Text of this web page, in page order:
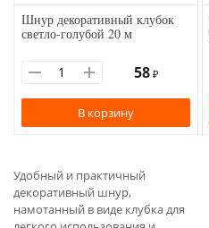
Шнур декоративный клубок
светло-голубой 20 м
58 ₽
В корзину
Удобный и практичный
декоративный шнур,
намотанный в виде клубка для
для различных проектов, от
мелких деталей до более
масштабного декорирования.